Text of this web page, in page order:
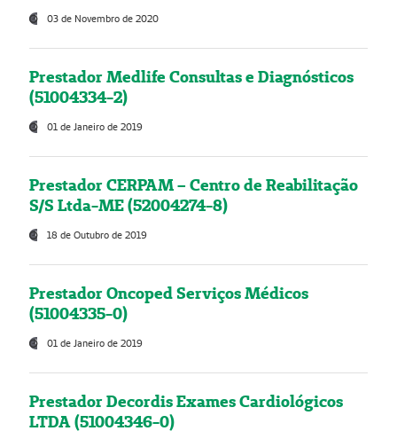
03 de Novembro de 2020
Prestador Medlife Consultas e Diagnósticos
(51004334-2)
01 de Janeiro de 2019
Prestador CERPAM – Centro de Reabilitação
S/S Ltda-ME (52004274-8)
18 de Outubro de 2019
Prestador Oncoped Serviços Médicos
(51004335-0)
01 de Janeiro de 2019
Prestador Decordis Exames Cardiológicos
LTDA (51004346-0)